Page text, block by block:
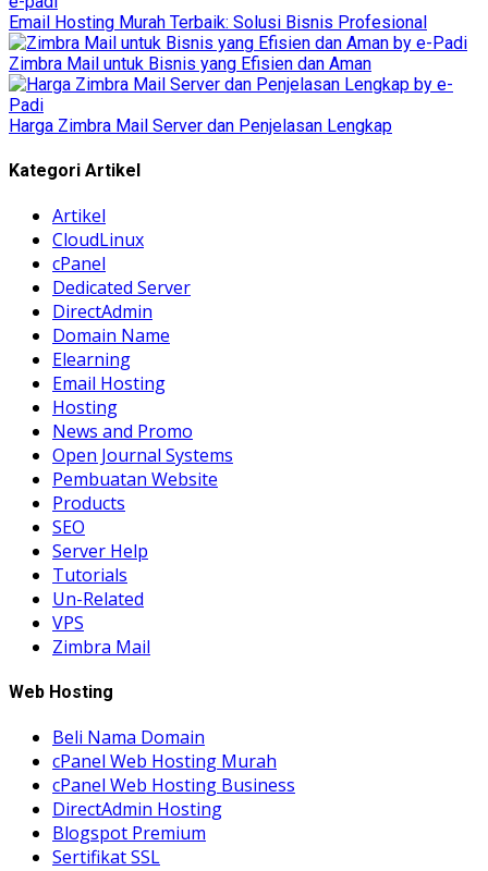
Email Hosting Murah Terbaik: Solusi Bisnis Profesional
Zimbra Mail untuk Bisnis yang Efisien dan Aman
Harga Zimbra Mail Server dan Penjelasan Lengkap
Kategori Artikel
Artikel
CloudLinux
cPanel
Dedicated Server
DirectAdmin
Domain Name
Elearning
Email Hosting
Hosting
News and Promo
Open Journal Systems
Pembuatan Website
Products
SEO
Server Help
Tutorials
Un-Related
VPS
Zimbra Mail
Web Hosting
Beli Nama Domain
cPanel Web Hosting Murah
cPanel Web Hosting Business
DirectAdmin Hosting
Blogspot Premium
Sertifikat SSL